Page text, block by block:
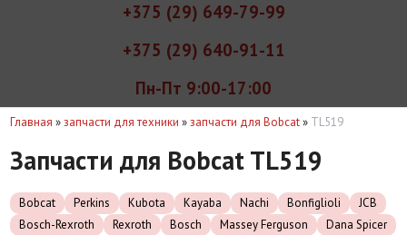
+375 (29) 649-79-99
+375 (29) 640-91-11
Пн-Пт 9:00-17:00
Главная »запчасти для техники »запчасти для Bobcat» TL519
Запчасти для Bobcat TL519
Bobcat Perkins Kubota Kayaba Nachi Bonfiglioli
JCB
Bosch-Rexroth
Rexroth Bosch Massey Ferguson
Dana Spicer